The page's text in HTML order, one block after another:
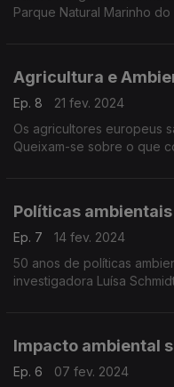
Parque Natural Marinho
Agricultura e
Ep. 8
21 fev. 2024
Os agricultores europeus
Queixam-se sobre o que
Políticas
Ep. 7
14 fev. 2024
50 anos de políticas
investigadora Luísa
Impacto ambiental
Ep. 6
07 fev. 2024